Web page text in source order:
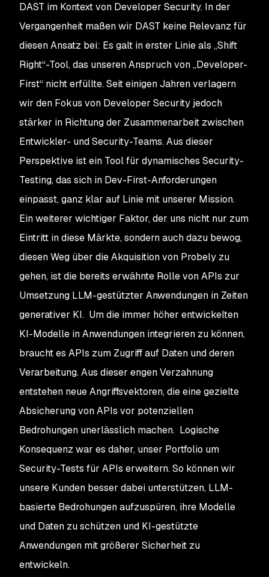
DAST im Kontext von Developer Security. In der
Vergangenheit maßen wir DAST keine Relevanz für
diesen Ansatz bei: Es galt in erster Linie als „Shift
Right“-Tool, das unseren Anspruch von „Developer-
First“ nicht erfüllte. Seit einigen Jahren verlagern
wir den Fokus von Developer Security jedoch
stärker in Richtung der Zusammenarbeit zwischen
Entwickler- und Security-Teams. Aus dieser
Perspektive ist ein Tool für dynamisches Security-
Testing, das sich in Dev-First-Anforderungen
einpasst, ganz klar auf Linie mit unserer Mission.
Ein weiterer wichtiger Faktor, der uns nicht nur zum
Eintritt in diese Märkte, sondern auch dazu bewog,
diesen Weg über die Akquisition von Probely zu
gehen, ist die bereits erwähnte Rolle von APIs zur
Umsetzung LLM-gestützter Anwendungen in Zeiten
generativer KI. Um die immer höher entwickelten
KI-Modelle in Anwendungen integrieren zu können,
braucht es APIs zum Zugriff auf Daten und deren
Verarbeitung. Aus dieser engen Verzahnung
entstehen neue Angriffsvektoren, die eine gezielte
Absicherung von APIs vor potenziellen
Bedrohungen unerlässlich machen. Logische
Konsequenz war es daher, unser Portfolio um
Security-Tests für APIs erweitern. So können wir
unsere Kunden besser dabei unterstützen, LLM-
basierte Bedrohungen aufzuspüren, ihre Modelle
und Daten zu schützen und KI-gestützte
Anwendungen mit größerer Sicherheit zu
entwickeln.